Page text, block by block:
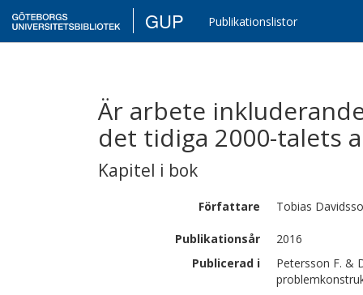
GUP Publikationslistor
Är arbete
det tidiga 2000-talets
Kapitel i bok
Författare Tobias
Publikationsår
2016
Publicerad i
Petersson F. &